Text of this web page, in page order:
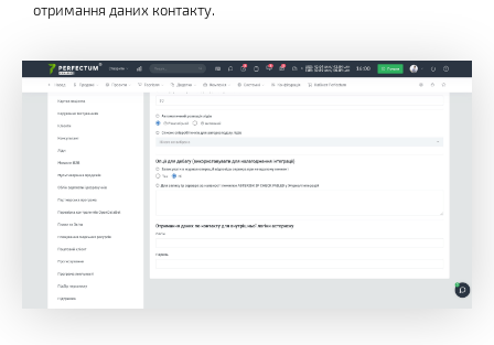
отримання даних контакту.